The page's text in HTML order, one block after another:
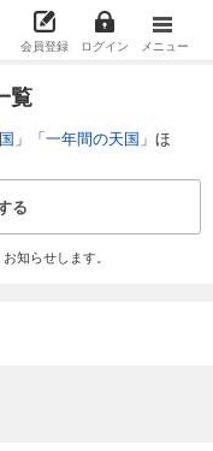
会員登録 ログイン メニュー
覧
」「一年間の天国 」ほ
る
知らせします。